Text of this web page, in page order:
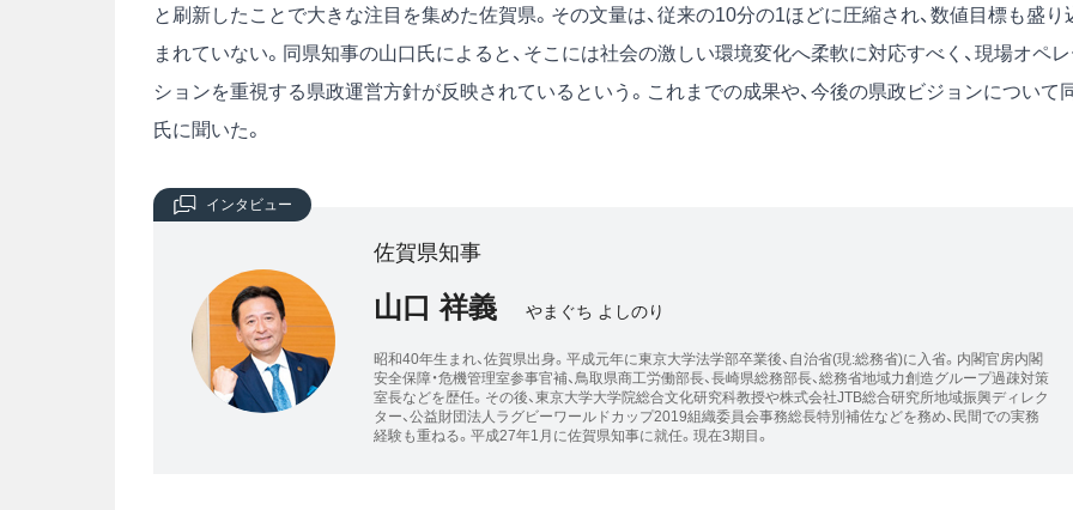
と刷新したことで大きな注目を集めた佐賀県。その文量は、従来の10分の1ほどに圧縮され、数値目標も盛り
まれていない。同県知事の山口氏によると、そこには社会の激しい環境変化へ柔軟に対応すべく、現場オペ
ションを重視する県政運営方針が反映されているという。これまでの成果や、今後の県政ビジョンについて
氏に聞いた。
インタビュー
佐賀県知事
山口 祥義 やまぐち よしのり
昭和40年生まれ、佐賀県出身。平成元年に東京大学法学部卒業後、自治省(現:総務省)に入省。内閣官房内閣
安全保障・危機管理室参事官補、鳥取県商工労働部長、長崎県総務部長、総務省地域力創造グループ過疎対策
室長などを歴任。その後、東京大学大学院総合文化研究科教授や株式会社JTB総合研究所地域振興ディレク
ター、公益財団法人ラグビーワールドカップ2019組織委員会事務総長特別補佐などを務め、民間での実務
経験も重ねる。平成27年1月に佐賀県知事に就任。現在3期目。